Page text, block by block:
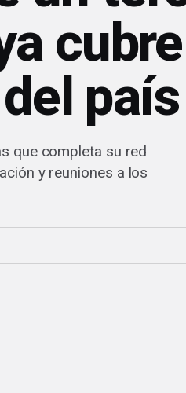
cubre
país
que completa su red
y reuniones a los